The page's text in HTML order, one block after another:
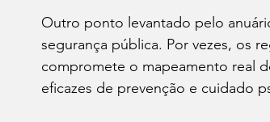
Outro ponto levantado pelo
segurança pública. Por vezes, os
compromete o mapeamento real
eficazes de prevenção e cuidado